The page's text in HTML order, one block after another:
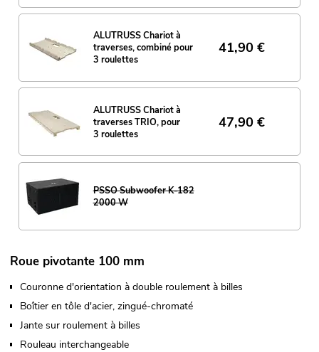
ALUTRUSS Chariot à
traverses, combiné pour
3 roulettes
41,90 €
ALUTRUSS Chariot à
traverses TRIO, pour
3 roulettes
47,90 €
PSSO Subwoofer K-182
2000 W
Roue pivotante 100 mm
Couronne d'orientation à double roulement à billes
Boîtier en tôle d'acier, zingué-chromaté
Jante sur roulement à billes
Rouleau interchangeable